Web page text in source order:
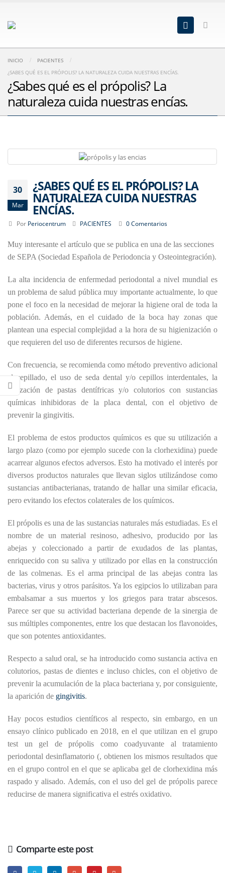
INICIO
PACIENTES
¿SABES QUÉ ES EL PRÓPOLIS? LA NATURALEZA CUIDA NUESTRAS ENCÍAS.
¿Sabes qué es el própolis? La
naturaleza cuida nuestras encías.
30
Mar
¿SABES QUÉ ES EL PRÓPOLIS? LA
NATURALEZA CUIDA NUESTRAS
ENCÍAS.
Por Periocentrum PACIENTES 0 Comentarios
Muy interesante el artículo que se publica en una de las secciones
de SEPA (Sociedad Española de Periodoncia y Osteointegración).
La alta incidencia de enfermedad periodontal a nivel mundial es
un problema de salud pública muy importante actualmente, lo que
pone el foco en la necesidad de mejorar la higiene oral de toda la
población. Además, en el cuidado de la boca hay zonas que
plantean una especial complejidad a la hora de su higienización o
que requieren del uso de diferentes recursos de higiene.
Con frecuencia, se recomienda como método preventivo adicional
al cepillado, el uso de seda dental y/o cepillos interdentales, la
utilización de pastas dentífricas y/o colutorios con sustancias
químicas inhibidoras de la placa dental, con el objetivo de
prevenir la gingivitis.
El problema de estos productos químicos es que su utilización a
largo plazo (como por ejemplo sucede con la clorhexidina) puede
acarrear algunos efectos adversos. Esto ha motivado el interés por
diversos productos naturales que llevan siglos utilizándose como
sustancias antibacterianas, tratando de hallar una similar eficacia,
pero evitando los efectos colaterales de los químicos.
El própolis es una de las sustancias naturales más estudiadas. Es el
nombre de un material resinoso, adhesivo, producido por las
abejas y coleccionado a partir de exudados de las plantas,
enriquecido con su saliva y utilizado por ellas en la construcción
de las colmenas. Es el arma principal de las abejas contra las
bacterias, virus y otros parásitos. Ya los egipcios lo utilizaban para
embalsamar a sus muertos y los griegos para tratar abscesos.
Parece ser que su actividad bacteriana depende de la sinergia de
sus múltiples componentes, entre los que destacan los flavonoides,
que son potentes antioxidantes.
Respecto a salud oral, se ha introducido como sustancia activa en
colutorios, pastas de dientes e incluso chicles, con el objetivo de
prevenir la acumulación de la placa bacteriana y, por consiguiente,
la aparición de gingivitis.
Hay pocos estudios científicos al respecto, sin embargo, en un
ensayo clínico publicado en 2018, en el que utilizan en el grupo
test un gel de própolis como coadyuvante al tratamiento
periodontal desinflamatorio (, obtienen los mismos resultados que
en el grupo control en el que se aplicaba gel de clorhexidina más
raspado y alisado. Además, con el uso del gel de própolis parece
reducirse de manera significativa el estrés oxidativo.
Comparte este post